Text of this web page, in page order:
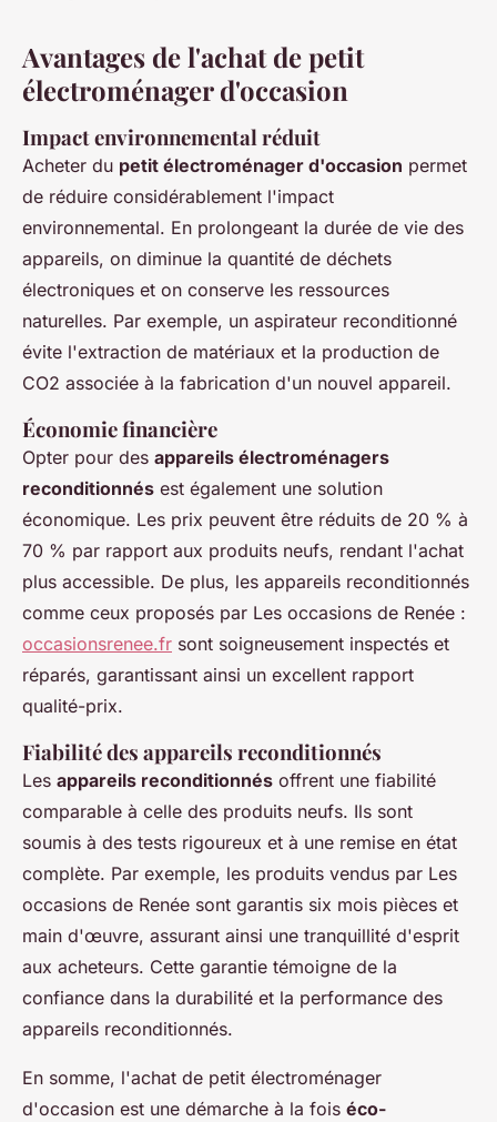
Avantages de l'achat de petit
électroménager d'occasion
Impact environnemental réduit
Acheter du petit électroménager d'occasion permet
de réduire considérablement l'impact
environnemental. En prolongeant la durée de vie des
appareils, on diminue la quantité de déchets
électroniques et on conserve les ressources
naturelles. Par exemple, un aspirateur reconditionné
évite l'extraction de matériaux et la production de
CO2 associée à la fabrication d'un nouvel appareil.
Économie financière
Opter pour des appareils électroménagers
reconditionnés est également une solution
économique. Les prix peuvent être réduits de 20 % à
70 % par rapport aux produits neufs, rendant l'achat
plus accessible. De plus, les appareils reconditionnés
comme ceux proposés par Les occasions de Renée :
occasionsrenee.fr sont soigneusement inspectés et
réparés, garantissant ainsi un excellent rapport
qualité-prix.
Fiabilité des appareils reconditionnés
Les appareils reconditionnés offrent une fiabilité
comparable à celle des produits neufs. Ils sont
soumis à des tests rigoureux et à une remise en état
complète. Par exemple, les produits vendus par Les
occasions de Renée sont garantis six mois pièces et
main d'œuvre, assurant ainsi une tranquillité d'esprit
aux acheteurs. Cette garantie témoigne de la
confiance dans la durabilité et la performance des
appareils reconditionnés.
En somme, l'achat de petit électroménager
d'occasion est une démarche à la fois éco-